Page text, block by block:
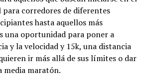
corredores de diferentes
hasta aquellos más
una oportunidad para poner a
y la velocidad y 15k, una distancia
ir más allá de sus límites o dar
media maratón.